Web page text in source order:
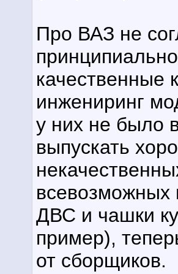
Про ВАЗ не
качественные
инжениринг
у них не было
выпускать
всевозможных
ДВС и чашки
пример),
от сборщиков.